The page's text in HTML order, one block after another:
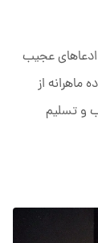
عجیب
ماهرانه از
و تسلیم